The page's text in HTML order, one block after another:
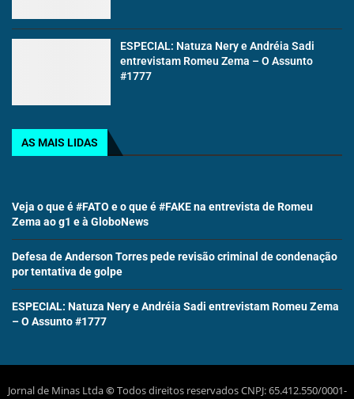
ESPECIAL: Natuza Nery e Andréia Sadi
entrevistam Romeu Zema – O Assunto
#1777
AS MAIS LIDAS
Veja o que é #FATO e o que é #FAKE na entrevista de Romeu
Zema ao g1 e à GloboNews
Defesa de Anderson Torres pede revisão criminal de condenação
por tentativa de golpe
ESPECIAL: Natuza Nery e Andréia Sadi entrevistam Romeu Zema
– O Assunto #1777
Jornal de Minas Ltda©Todos direitos reservados CNPJ: 65.412.550/0001-